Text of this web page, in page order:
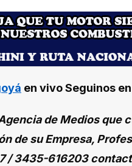
en vivoSeguinos
de Medios
de su Empresa,
/ 3435-616203